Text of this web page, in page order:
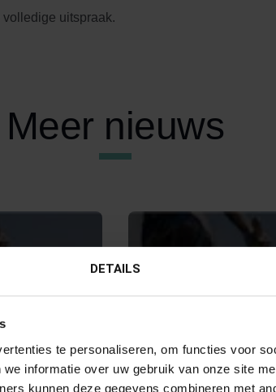
DETAILS
te personaliseren, om functies voor
informatie over uw gebruik van onze site
kunnen deze gegevens combineren met
volledige uitspraak.
Meer nieuws
06 NOVEMBER 2020
Uitspraak Hoge Raad: